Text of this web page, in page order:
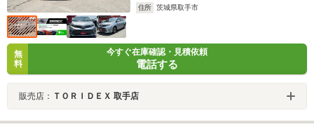
住所
茨城県取手市
無
料
今すぐ在庫確認・見積依頼
電話する
販売店： ＴＯＲＩＤＥＸ 取手店